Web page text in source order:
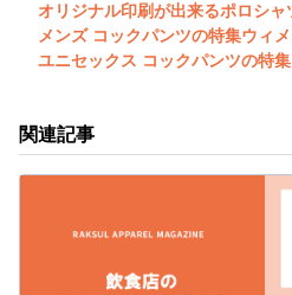
オリジナル印刷が出来るポロシ
メンズ コックパンツの特集ウィ
ユニセックス コックパンツの特集
関連記事